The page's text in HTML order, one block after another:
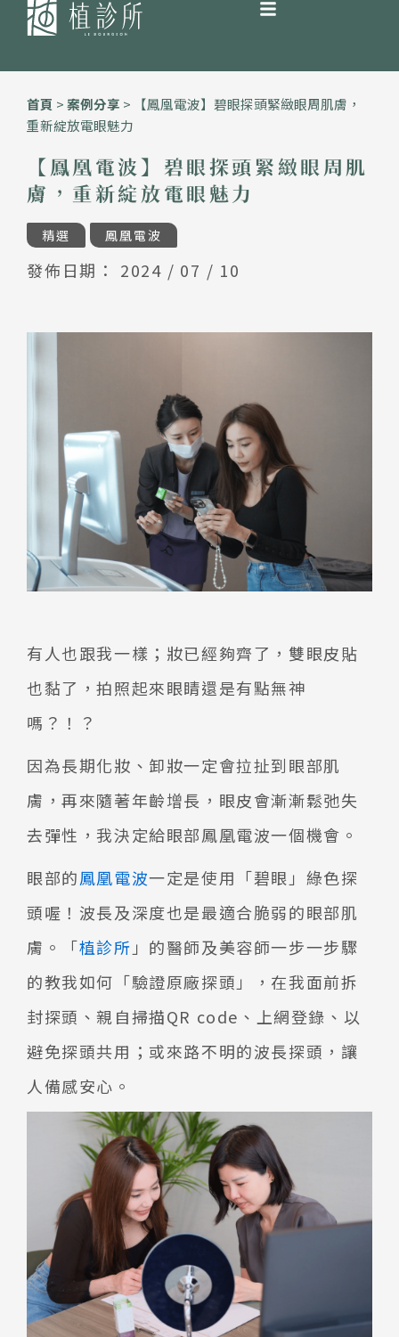
首頁 >案例分享 >
【鳳凰電波】碧眼探頭緊緻眼周肌膚，
重新綻放電眼魅力
【鳳凰電波】碧眼探頭緊緻眼周肌
膚，重新綻放電眼魅力
精選 鳳凰電波
發佈日期： 2024 / 07 / 10
有人也跟我一樣；妝已經夠齊了，雙眼皮貼
也黏了，拍照起來眼睛還是有點無神
嗎？！？
因為長期化妝、卸妝一定會拉扯到眼部肌
膚，再來隨著年齡增長，眼皮會漸漸鬆弛失
去彈性，我決定給眼部鳳凰電波一個機會。
眼部的鳳凰電波一定是使用「碧眼」綠色探
頭喔！波長及深度也是最適合脆弱的眼部肌
膚。「植診所 」的醫師及美容師一步一步驟
的教我如何「驗證原廠探頭」，在我面前拆
封探頭、親自掃描QR code、上網登錄、以
避免探頭共用；或來路不明的波長探頭，讓
人備感安心。